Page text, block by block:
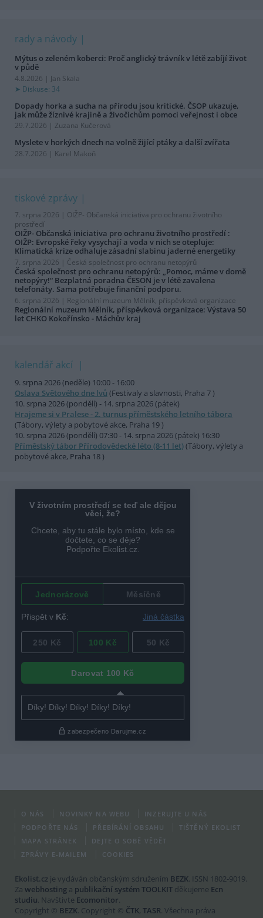
rady a návody
Mýtus o zeleném koberci: Proč anglický trávník v létě zabíjí život
v půdě
4.8.2026 | Jan Skala
Diskuse: 34
Dopady horka a sucha na přírodu jsou kritické. ČSOP ukazuje,
jak může žíznivé krajině a živočichům pomoci veřejnost i obce
29.7.2026 | Zuzana Kučerová
Myslete v horkých dnech na volně žijící ptáky a další zvířata
28.7.2026 | Karel Makoň
tiskové zprávy
7. srpna 2026 | OIŽP- Občanská iniciativa pro ochranu životního
prostředí
OIŽP- Občanská iniciativa pro ochranu životního prostředí :
OIŽP: Evropské řeky vysychají a voda v nich se otepluje:
Klimatická krize odhaluje zásadní slabinu jaderné energetiky
7. srpna 2026 | Česká společnost pro ochranu netopýrů
Česká společnost pro ochranu netopýrů: „Pomoc, máme v domě
netopýry!“ Bezplatná poradna ČESON je v létě zavalena
telefonáty. Sama potřebuje finanční podporu.
6. srpna 2026 | Regionální muzeum Mělník, příspěvková organizace
Regionální muzeum Mělník, příspěvková organizace: Výstava 50
let CHKO Kokořínsko - Máchův kraj
kalendář akcí
9. srpna 2026 (neděle) 10:00 - 16:00
Oslava Světového dne lvů (Festivaly a slavnosti, Praha 7 )
10. srpna 2026 (pondělí) - 14. srpna 2026 (pátek)
Hrajeme si v Pralese - 2. turnus příměstského letního tábora
(Tábory, výlety a pobytové akce, Praha 19 )
10. srpna 2026 (pondělí) 07:30 - 14. srpna 2026 (pátek) 16:30
Příměstský tábor Přírodovědecké léto (8-11 let)(Tábory, výlety a
pobytové akce, Praha 18 )
O NÁS NOVINKY NA WEBU
INZERUJTE U NÁS
PODPOŘTE NÁS
PŘEBÍRÁNÍ OBSAHU
TIŠTĚNÝ EKOLIST
MAPA STRÁNEK
DEJTE O SOBĚ VĚDĚT
ZPRÁVY E-MAILEM
COOKIES
Ekolist.cz je vydáván občanským sdružením BEZK. ISSN 1802-9019.
Za webhosting a publikační systém TOOLKIT děkujeme Ecn
studiu. Navštivte Ecomonitor.
Copyright © BEZK. Copyright © ČTK, TASR. Všechna práva